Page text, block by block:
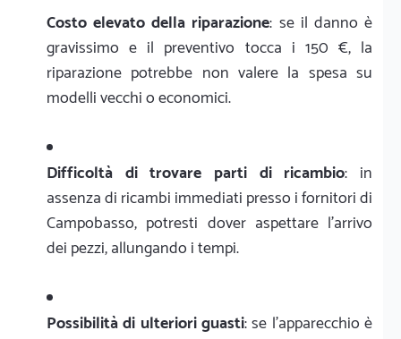
Costo elevato della riparazione: se il danno è
gravissimo e il preventivo tocca i 150 €, la
riparazione potrebbe non valere la spesa su
modelli vecchi o economici.
Difficoltà di trovare parti di ricambio: in
assenza di ricambi immediati presso i fornitori di
Campobasso, potresti dover aspettare l'arrivo
dei pezzi, allungando i tempi.
Possibilità di ulteriori guasti: se l'apparecchio è